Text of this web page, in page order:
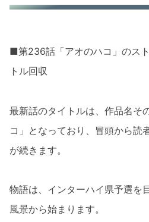
■第236話「アオのハコ」のス
トル回収
最新話のタイトルは、作品名そ
コ」となっており、冒頭から読
が続きます。
物語は、インターハイ県予選を
風景から始まります。